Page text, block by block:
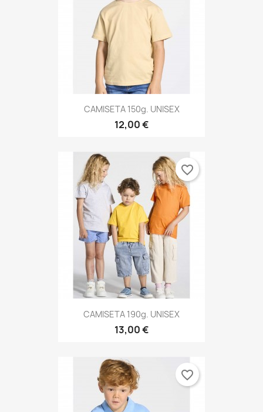
CAMISETA 150g. UNISEX
12,00 €
CAMISETA 190g. UNISEX
13,00 €
favorite_border
favorite_border